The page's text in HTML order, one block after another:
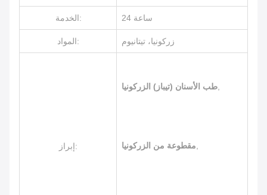
الخدمة: 24 ساعة
المواد: زركونيا، تيتانيوم
إبراز:
طب الأسنان (تيباز) الزركونيا
مقطوعة من الزركونيا